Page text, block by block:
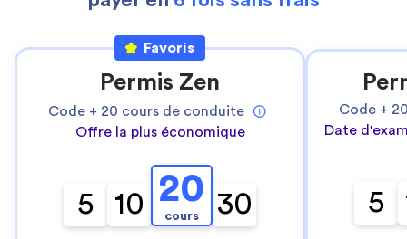
Favoris
Permis Zen
Code + 20 cours de conduite
Offre la plus économique
5 10 20
cours 30
Code +
Date
5